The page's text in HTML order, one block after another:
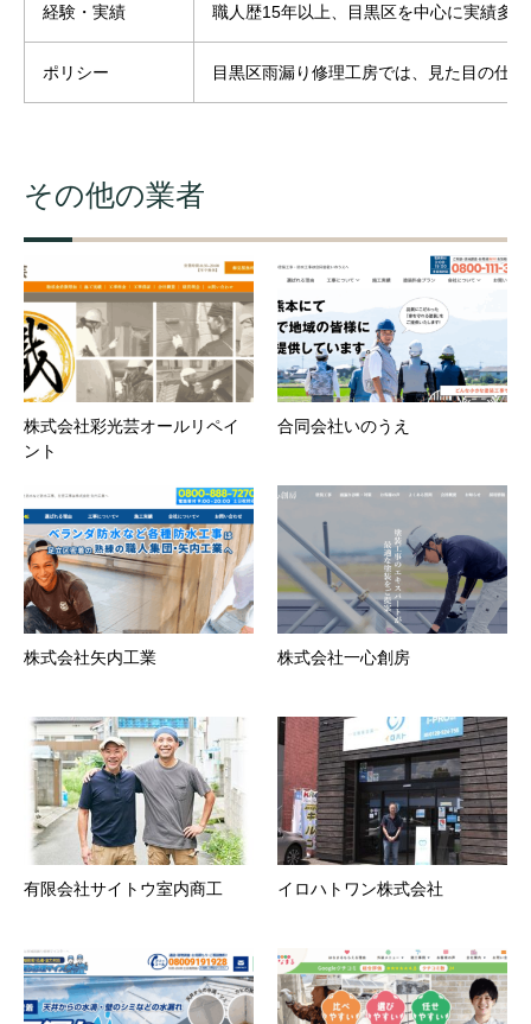
経験・実績 職人歴15年以上、目黒区を中心に実績多数
ポリシー 目黒区雨漏り修理工房では、見た目の仕
その他の業者
株式会社彩光芸オールリペイ
ント
合同会社いのうえ
株式会社矢内工業 株式会社一心創房
有限会社サイトウ室内商工 イロハトワン株式会社